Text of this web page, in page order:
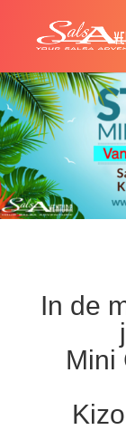
In de
Mini